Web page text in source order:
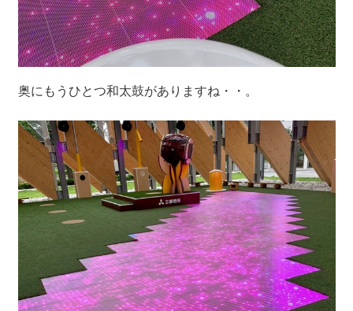
奥にもうひとつ和太鼓がありますね・・。